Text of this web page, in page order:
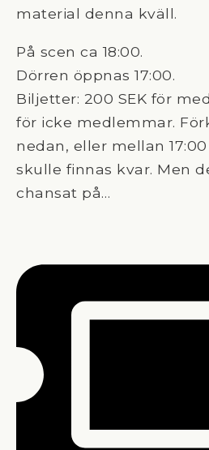
material denna kväll.
På scen ca 18:00.
Dörren öppnas 17:00.
Biljetter: 200 SEK för
för icke medlemmar.
nedan, eller mellan
skulle finnas kvar. Men
chansat på…